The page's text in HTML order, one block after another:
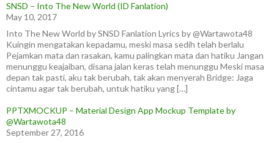
SNSD – Into The New World (ID Fanlation)
May 10, 2017
Into The New World by SNSD Fanlation Lyrics by @Wartawota48
Kuingin mengatakan kepadamu, meski masa sedih telah berlalu
Pejamkan mata dan rasakan, kamu palingkan mata dan hatiku Jangan
menunggu keajaiban, disana jalan keras telah menunggu Meski masa
depan tak pasti, aku tak berubah, tak akan menyerah Bridge: Jaga
cintamu agar tak berubah, untuk hatiku yang […]
PPTXMOCKUP – Material Design App Mockup Template by
@Wartawota48
September 27, 2016